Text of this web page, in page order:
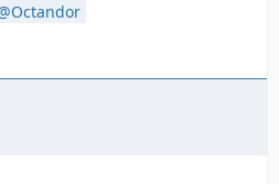
Octandor